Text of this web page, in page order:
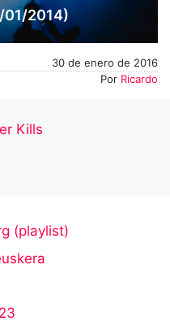
01/2014)
30 de enero de 2016
Por Ricardo
Kills
(playlist)